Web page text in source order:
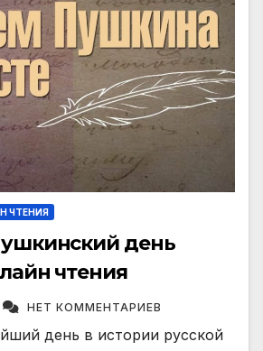
ЧТЕНИЯ
день
чтения
НЕТ КОММЕНТАРИЕВ
день в истории русской